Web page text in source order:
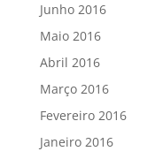
Junho 2016
Maio 2016
Abril 2016
Março 2016
Fevereiro 2016
Janeiro 2016